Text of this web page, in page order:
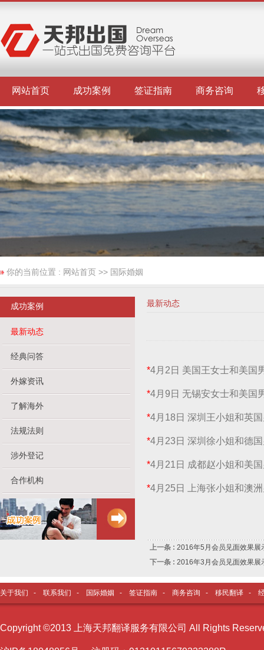
网站首页 成功案例 签证指南 商务咨询
你的当前位置 : 网站首页 >> 国际婚姻
成功案例
最新动态
经典问答
外嫁资讯
了解海外
法规法则
涉外登记
合作机构
最新动态
*4月2日 美国王女士和美国
*4月9日 无锡安女士和美国
*4月18日 深圳王小姐和英
*4月23日 深圳徐小姐和德
*4月21日 成都赵小姐和美
*4月25日 上海张小姐和澳
上一条 : 2016年5月会员见面效果展
下一条 : 2016年3月会员见面效果展
关于我们 - 联系我们 - 国际婚姻 - 签证指南 - 商务咨询 - 移民翻译 -
Copyright ©2013 上海天邦翻译服务有限公司 All Rights